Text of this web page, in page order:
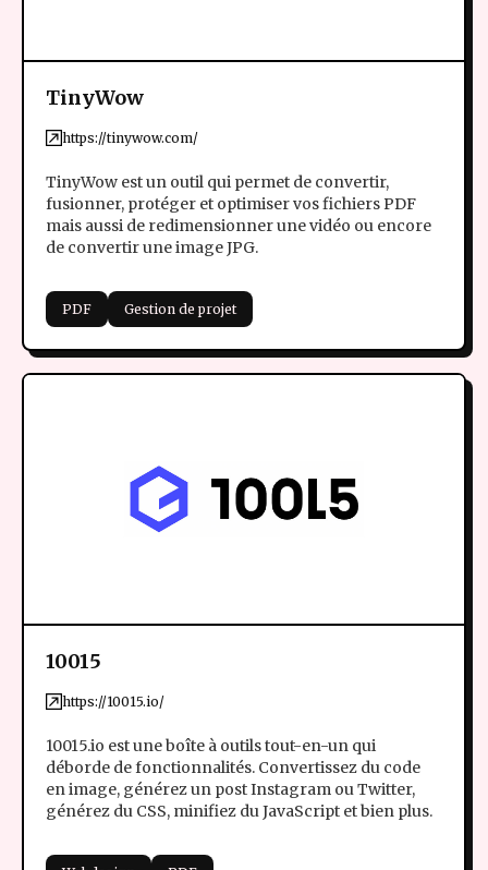
TinyWow
https://tinywow.com/
TinyWow est un outil qui permet de convertir,
fusionner, protéger et optimiser vos fichiers PDF
mais aussi de redimensionner une vidéo ou encore
de convertir une image JPG.
PDF Gestion de projet
10015
https://10015.io/
10015.io est une boîte à outils tout-en-un qui
déborde de fonctionnalités. Convertissez du code
en image, générez un post Instagram ou Twitter,
générez du CSS, minifiez du JavaScript et bien plus.